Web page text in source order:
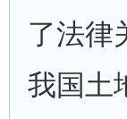
了法律
我国土